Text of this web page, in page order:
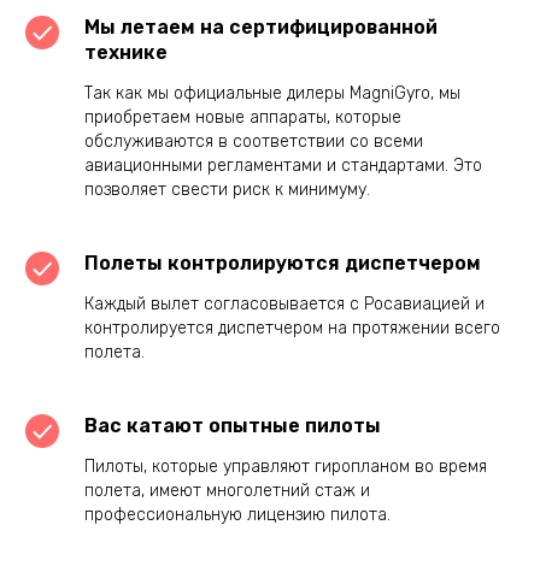
Мы летаем на сертифицированной
технике
Так как мы официальные дилеры MagniGyro, мы
приобретаем новые аппараты, которые
обслуживаются в соответствии со всеми
авиационными регламентами и стандартами. Это
позволяет свести риск к минимуму.
Полеты контролируются диспетчером
Каждый вылет согласовывается с Росавиацией и
контролируется диспетчером на протяжении всего
полета.
Вас катают опытные пилоты
Пилоты, которые управляют гиропланом во время
полета, имеют многолетний стаж и
профессиональную лицензию пилота.